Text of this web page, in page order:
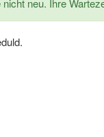
neu. Ihre